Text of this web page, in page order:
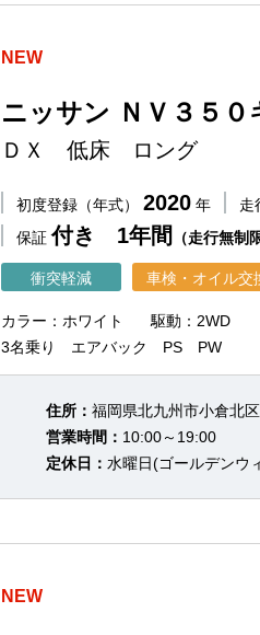
NEW
ニッサン ＮＶ３５
ＤＸ 低床 ロング
初度登録（年式） 2020 年 走
保証付き 1年間 （走行無制
衝突軽減 車検・オイル交
カラー：ホワイト 駆動：2WD
3名乗り エアバック PS PW
住所： 福岡県北九州市小倉北
営業時間： 10:00～19:00
定休日： 水曜日(ゴールデンウ
NEW